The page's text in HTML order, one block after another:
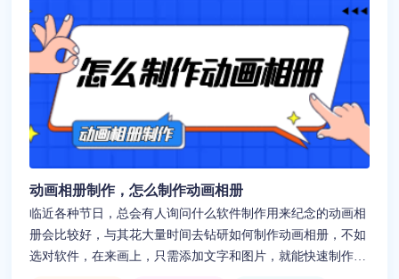
动画相册制作，怎么制作动画相册
临近各种节日，总会有人询问什么软件制作用来纪念的动画相
册会比较好，与其花大量时间去钻研如何制作动画相册，不如
选对软件，在来画上，只需添加文字和图片，就能快速制作出